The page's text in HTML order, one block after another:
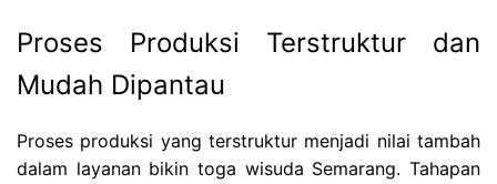
Proses Produksi Terstruktur dan
Mudah Dipantau
Proses produksi yang terstruktur menjadi nilai tambah
dalam layanan bikin toga wisuda Semarang. Tahapan